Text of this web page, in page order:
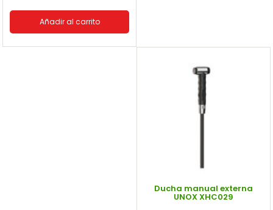
Añadir al carrito
Ducha manual externa
UNOX XHC029